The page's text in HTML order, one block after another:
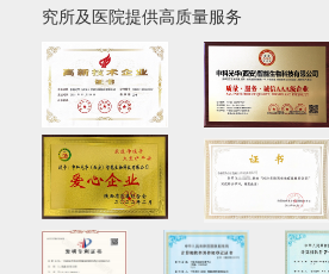
究所及医院提供高质量服务